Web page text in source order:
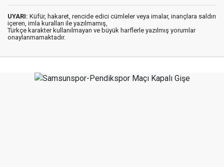
UYARI: Küfür, hakaret, rencide edici cümleler veya imalar, inançlara saldırı
içeren, imla kuralları ile yazılmamış,
Türkçe karakter kullanılmayan ve büyük harflerle yazılmış yorumlar
onaylanmamaktadır.